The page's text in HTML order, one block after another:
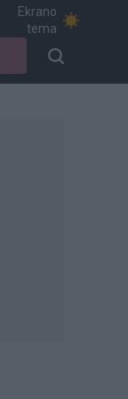
Ekrano
tema